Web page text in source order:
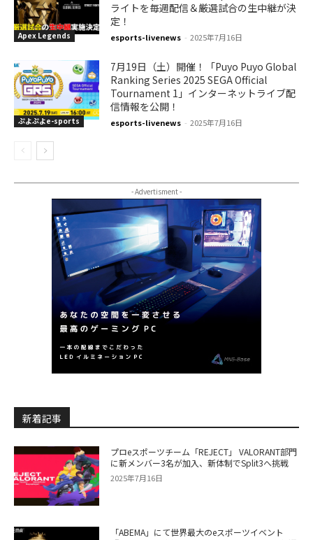
Apex Legends
ライトを毎週配信＆厳選試合の生中継が決
定！
esports-livenews - 2025年7月16日
ぷよぷよe-sports
7月19日（土）開催！「Puyo Puyo Global
Ranking Series 2025 SEGA Official
Tournament 1」インターネットライブ配
信情報を公開！
esports-livenews - 2025年7月16日
- Advertisment -
新着記事
プロeスポーツチーム「REJECT」 VALORANT部門
に新メンバー3名が加入、新体制でSplit3へ挑戦
2025年7月16日
「ABEMA」にて世界最大のeスポーツイベント